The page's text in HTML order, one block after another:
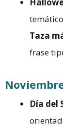
Taza
frase
Día del